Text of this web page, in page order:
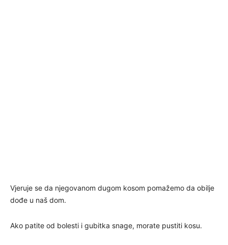
Vjeruje se da njegovanom dugom kosom pomažemo da obilje
dođe u naš dom.
Ako patite od bolesti i gubitka snage, morate pustiti kosu.